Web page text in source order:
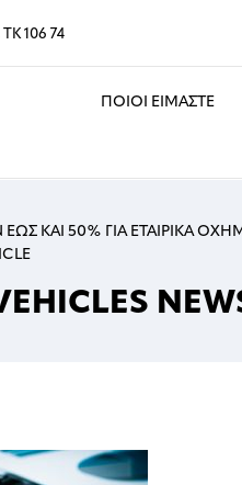
106 74
ΠΟΙΟΙ ΕΙΜΑΣΤΕ
ΚΑΙ 50% ΓΙΑ ΕΤΑΙΡΙΚΑ